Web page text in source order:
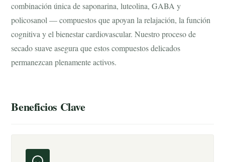
combinación única de saponarina, luteolina, GABA y
policosanol — compuestos que apoyan la relajación, la función
cognitiva y el bienestar cardiovascular. Nuestro proceso de
secado suave asegura que estos compuestos delicados
permanezcan plenamente activos.
Beneficios Clave